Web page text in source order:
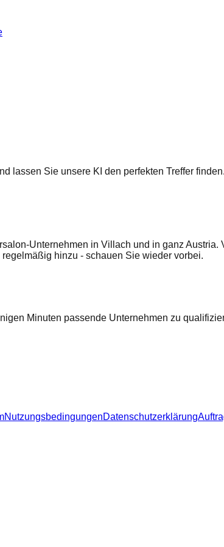
lassen Sie unsere KI den perfekten Treffer
Unternehmen in Villach und in ganz
hinzu - schauen Sie wieder vorbei.
Minuten passende Unternehmen zu
NutzungsbedingungenDatenschutzerklärung